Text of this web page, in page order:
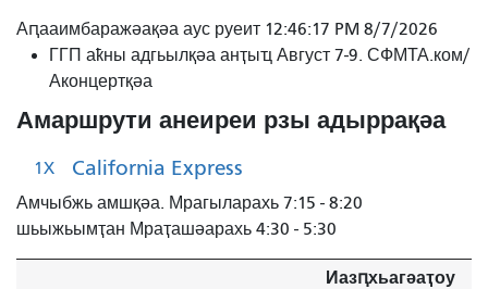
Аԥааимбаражәақәа аус руеит 12:46:17 PM 8/7/2026
ГГП аҟны адгьылқәа анҭыҵ Август 7-9. СФМТА.ком/
Аконцертқәа
Амаршрути анеиреи рзы адыррақәа
1X California Express
Амчыбжь амшқәа. Мрагыларахь 7:15 - 8:20
шьыжьымҭан Мраҭашәарахь 4:30 - 5:30
Иазԥхьагәаҭоу